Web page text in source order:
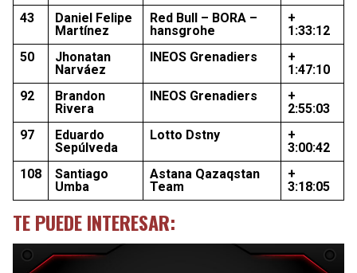
43
Daniel Felipe
Martínez
Red Bull – BORA –
hansgrohe
+
1:33:12
50
Jhonatan
Narváez
INEOS Grenadiers
+
1:47:10
92
Brandon
Rivera
INEOS Grenadiers
+
2:55:03
97
Eduardo
Sepúlveda
Lotto Dstny
+
3:00:42
108
Santiago
Umba
Astana Qazaqstan
Team
+
3:18:05
TE PUEDE INTERESAR: